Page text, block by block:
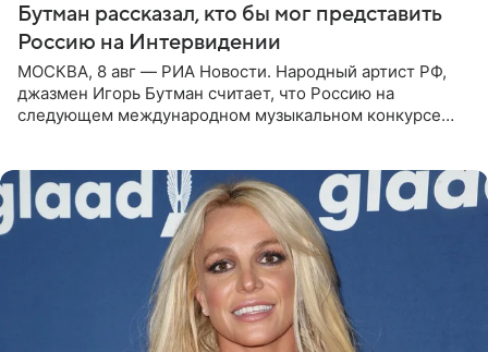
Бутман рассказал, кто бы мог представить
Россию на Интервидении
МОСКВА, 8 авг — РИА Новости. Народный артист РФ,
джазмен Игорь Бутман считает, что Россию на
следующем международном музыкальном конкурсе